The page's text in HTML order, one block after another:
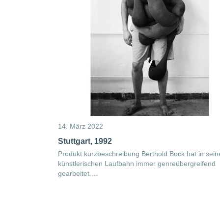
14. März 2022
Stuttgart, 1992
Produkt kurzbeschreibung Berthold Bock hat in
künstlerischen Laufbahn immer genreübergreifend
gearbeitet.…